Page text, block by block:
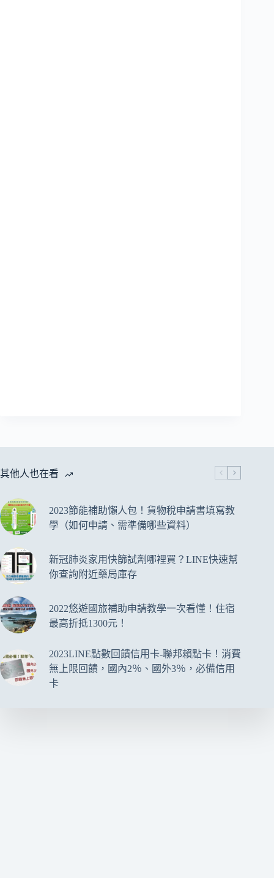
其他人也在看
2023節能補助懶人包！貨物稅申請書填寫教
學（如何申請、需準備哪些資料）
新冠肺炎家用快篩試劑哪裡買？LINE快速幫
你查詢附近藥局庫存
2022悠遊國旅補助申請教學一次看懂！住宿
最高折抵1300元！
2023LINE點數回饋信用卡-聯邦賴點卡！消費
無上限回饋，國內2％、國外3％，必備信用
卡